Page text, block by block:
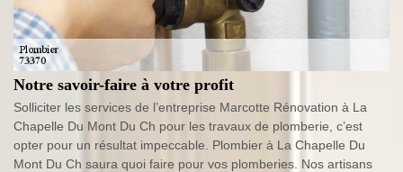
Notre savoir-faire à votre profit
Solliciter les services de l’entreprise Marcotte Rénovation à La
Chapelle Du Mont Du Ch pour les travaux de plomberie, c’est
opter pour un résultat impeccable. Plombier à La Chapelle Du
Mont Du Ch saura quoi faire pour vos plomberies. Nos artisans